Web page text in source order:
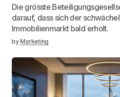
Die grösste
darauf, dass sich der
Immobilienmarkt bald erholt.
byMarketing